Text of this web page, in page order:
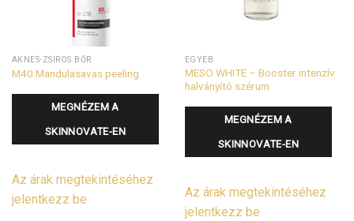
AKNÉS-ZSÍROS BŐR
M40 Mandulasavas peeling
MEGNÉZEM A
SKINNOVATE-EN
Az árak megtekintéséhez
jelentkezz be
EGYÉB
MESO WHITE – Booster intenzív
halványító szérum
MEGNÉZEM A
SKINNOVATE-EN
Az árak megtekintéséhez
jelentkezz be